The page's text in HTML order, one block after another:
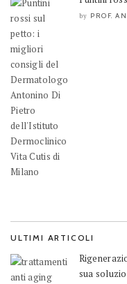
by PROF.
ULTIMI ARTICOLI
sua